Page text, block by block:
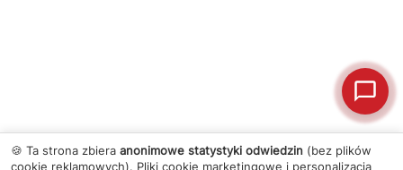
🍪 Ta strona zbiera anonimowe statystyki odwiedzin (bez plików
cookie reklamowych). Pliki cookie marketingowe i personalizacja